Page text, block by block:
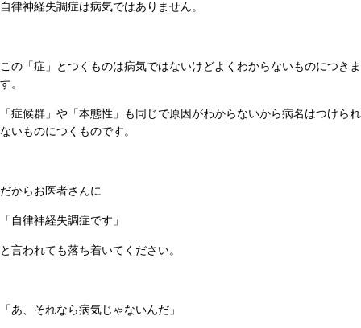
自律神経失調症は病気ではありません。
この「症」とつくものは病気ではないけどよくわからないものにつきま
す。
「症候群」や「本態性」も同じで原因がわからないから病名はつけられ
ないものにつくものです。
だからお医者さんに
「自律神経失調症です」
と言われても落ち着いてください。
「あ、それなら病気じゃないんだ」